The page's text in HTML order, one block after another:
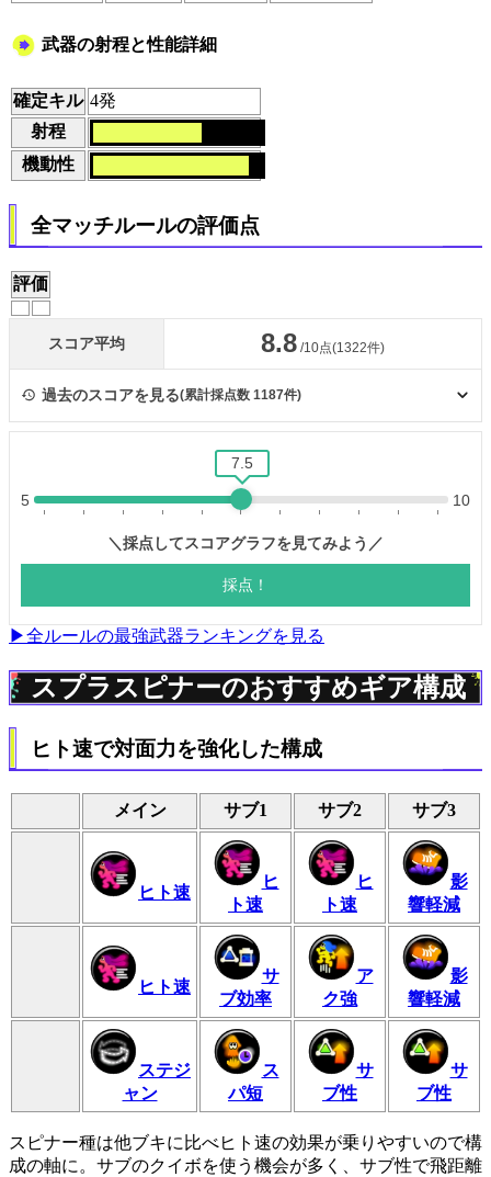
武器の射程と性能詳細
確定キル 4発
射程
機動性
全マッチルールの評価点
評価
▶全ルールの最強武器ランキングを見る
スプラスピナーのおすすめギア構成
ヒト速で対面力を強化した構成
メイン サブ1 サブ2 サブ3
ヒト速
ヒ
ト速
ヒ
ト速
影
響軽減
ヒト速
サ
ブ効率
ア
ク強
影
響軽減
ステジ
ャン
ス
パ短
サ
ブ性
サ
ブ性
スピナー種は他ブキに比べヒト速の効果が乗りやすいので構
成の軸に。サブのクイボを使う機会が多く、サブ性で飛距離